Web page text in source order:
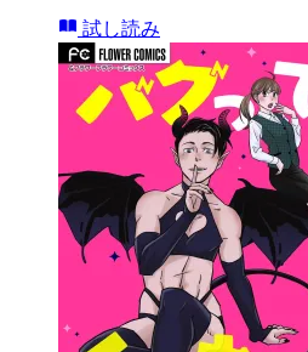
試し読み